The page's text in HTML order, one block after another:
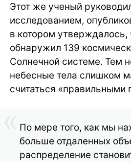
Этот же ученый
исследованием,
в котором утверждалось,
обнаружил 139
Солнечной системе. Тем
небесные тела слишком
считаться «правильными
По мере того, как мы
больше отдаленных
распределение